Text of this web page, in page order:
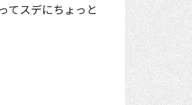
てスデにちょっと